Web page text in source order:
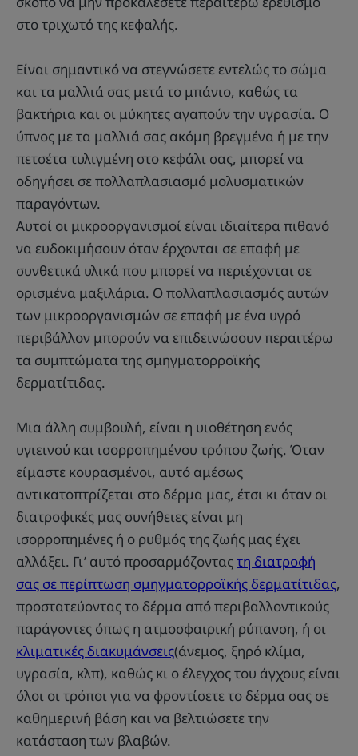
στο τριχωτό της κεφαλής.
Είναι σημαντικό να στεγνώσετε εντελώς το σώμα
και τα μαλλιά σας μετά το μπάνιο, καθώς τα
βακτήρια και οι μύκητες αγαπούν την υγρασία. Ο
ύπνος με τα μαλλιά σας ακόμη βρεγμένα ή με την
πετσέτα τυλιγμένη στο κεφάλι σας, μπορεί να
οδηγήσει σε πολλαπλασιασμό μολυσματικών
παραγόντων.
Αυτοί οι μικροοργανισμοί είναι ιδιαίτερα πιθανό
να ευδοκιμήσουν όταν έρχονται σε επαφή με
συνθετικά υλικά που μπορεί να περιέχονται σε
ορισμένα μαξιλάρια. Ο πολλαπλασιασμός αυτών
των μικροοργανισμών σε επαφή με ένα υγρό
περιβάλλον μπορούν να επιδεινώσουν περαιτέρω
τα συμπτώματα της σμηγματορροϊκής
δερματίτιδας.
Μια άλλη συμβουλή, είναι η υιοθέτηση ενός
υγιεινού και ισορροπημένου τρόπου ζωής. Όταν
είμαστε κουρασμένοι, αυτό αμέσως
αντικατοπτρίζεται στο δέρμα μας, έτσι κι όταν οι
διατροφικές μας συνήθειες είναι μη
ισορροπημένες ή ο ρυθμός της ζωής μας έχει
αλλάξει. Γι’ αυτό προσαρμόζονταςτη διατροφή
σας σε περίπτωση σμηγματορροϊκής δερματίτιδας,
προστατεύοντας το δέρμα από περιβαλλοντικούς
παράγοντες όπως η ατμοσφαιρική ρύπανση, ή οι
κλιματικές διακυμάνσεις(άνεμος, ξηρό κλίμα,
υγρασία, κλπ), καθώς κι ο έλεγχος του άγχους είναι
όλοι οι τρόποι για να φροντίσετε το δέρμα σας σε
καθημερινή βάση και να βελτιώσετε την
κατάσταση των βλαβών.